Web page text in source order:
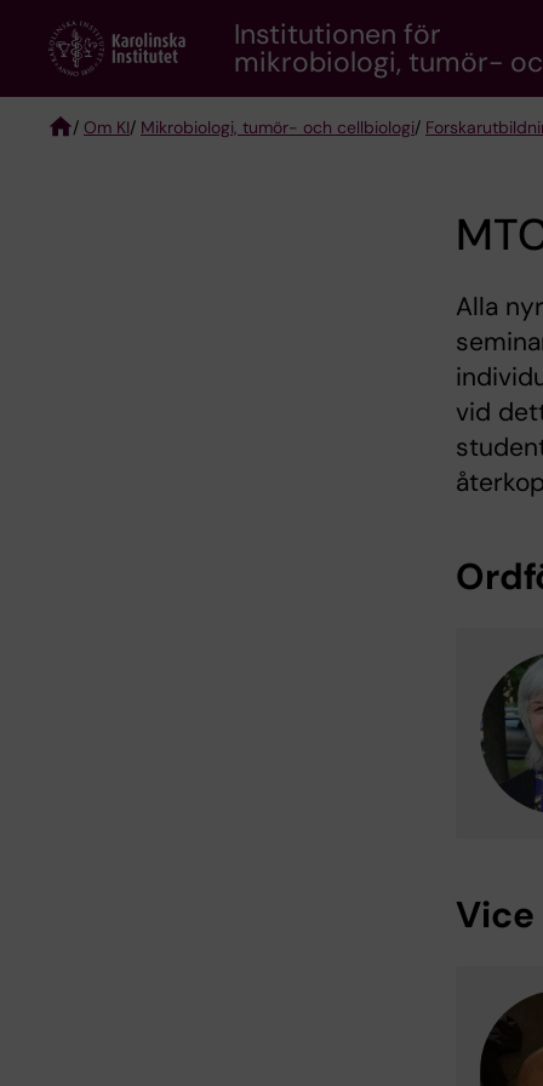
content
Institutionen för
mikrobiologi, tumör-
/ Om KI/ Mikrobiologi, tumör- och cellbiologi/
Alla
vid